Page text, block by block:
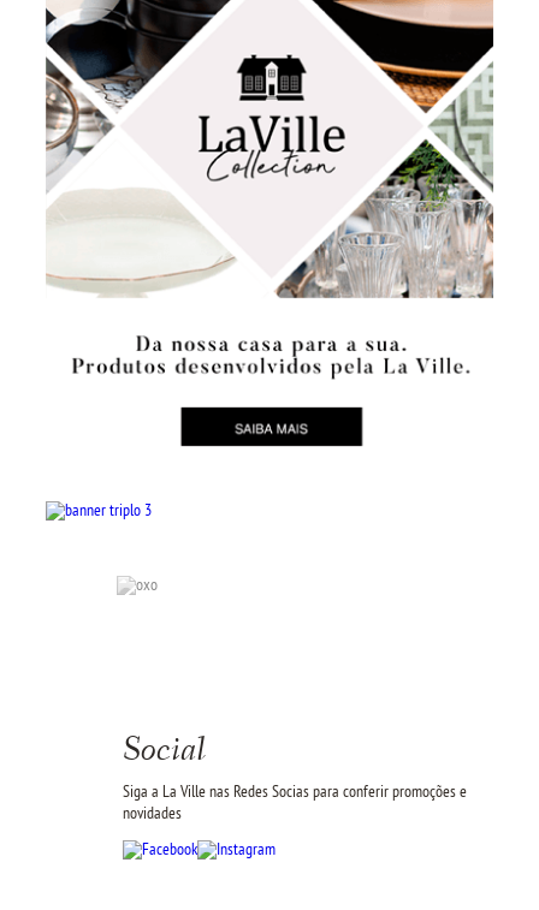
Social
Siga a La Ville nas Redes Socias para conferir promoções e
novidades